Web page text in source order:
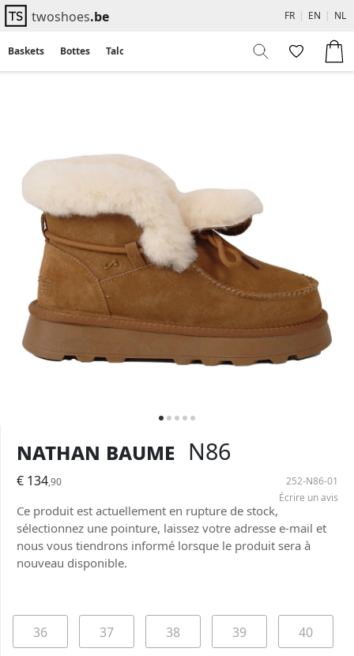
twoshoes.be FR | EN | NL
Baskets Bottes Talons
Nathan Baume N86
€ 134,90
252-N86-01
Écrire un avis
Ce produit est actuellement en rupture de stock,
sélectionnez une pointure, laissez votre adresse e-mail et
nous vous tiendrons informé lorsque le produit sera à
nouveau disponible.
36 37 38 39 40